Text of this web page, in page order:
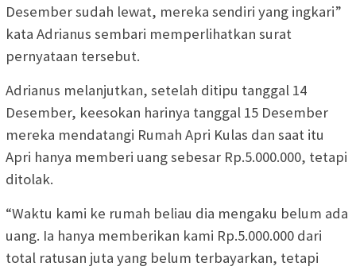
Desember sudah lewat, mereka sendiri yang ingkari”
kata Adrianus sembari memperlihatkan surat
pernyataan tersebut.
Adrianus melanjutkan, setelah ditipu tanggal 14
Desember, keesokan harinya tanggal 15 Desember
mereka mendatangi Rumah Apri Kulas dan saat itu
Apri hanya memberi uang sebesar Rp.5.000.000, tetapi
ditolak.
“Waktu kami ke rumah beliau dia mengaku belum ada
uang. Ia hanya memberikan kami Rp.5.000.000 dari
total ratusan juta yang belum terbayarkan, tetapi